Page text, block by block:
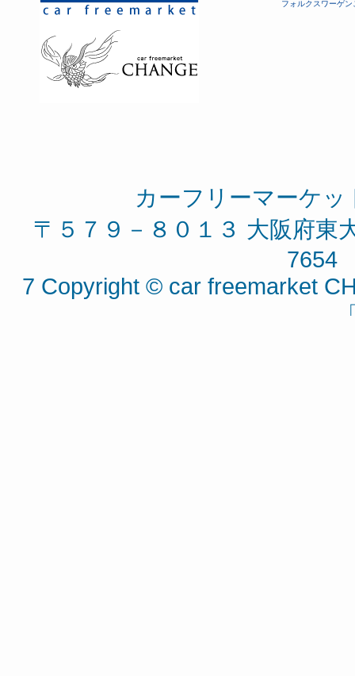
フォルクスワーゲ
カーフリーマーケ
〒５７９－８０１３ 大阪府
7654
7 Copyright © car freemarket